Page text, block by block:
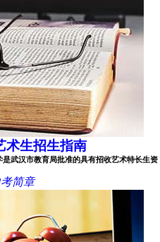
术生招生指南
武汉市教育局批准的具有招收艺术特长生资
简章